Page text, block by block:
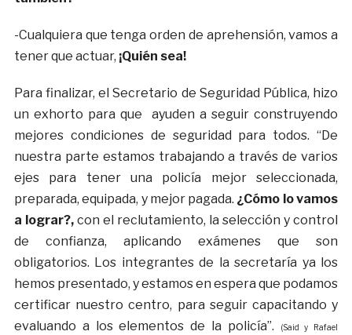
-Cualquiera que tenga orden de aprehensión, vamos a
tener que actuar, ¡Quién sea!
Para finalizar, el Secretario de Seguridad Pública, hizo
un exhorto para que ayuden a seguir construyendo
mejores condiciones de seguridad para todos. “De
nuestra parte estamos trabajando a través de varios
ejes para tener una policía mejor seleccionada,
preparada, equipada, y mejor pagada. ¿Cómo lo vamos
a lograr?,con el reclutamiento, la selección y control
de confianza, aplicando exámenes que son
obligatorios. Los integrantes de la secretaría ya los
hemos presentado, y estamos en espera que podamos
certificar nuestro centro, para seguir capacitando y
evaluando a los elementos de la policía”.
(Said y Rafael